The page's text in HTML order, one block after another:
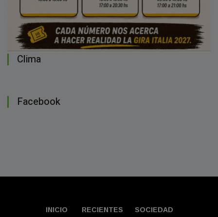
Clima
Facebook
INICIO RECIENTES SOCIEDAD